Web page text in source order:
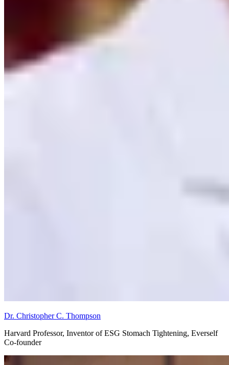
Dr. Christopher C. Thompson
Harvard Professor, Inventor of ESG Stomach Tightening, Everself
Co-founder